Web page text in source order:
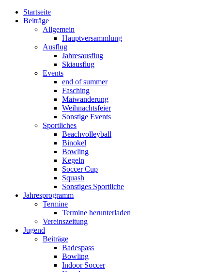
Startseite
Beiträge
Allgemein
Hauptversammlung
Ausflug
Jahresausflug
Skiausflug
Events
end of summer
Fasching
Maiwanderung
Weihnachtsfeier
Sonstige Events
Sportliches
Beachvolleyball
Binokel
Bowling
Kegeln
Soccer Cup
Squash
Sonstiges Sportliche
Jahresprogramm
Termine
Termine herunterladen
Vereinszeitung
Jugend
Beiträge
Badespass
Bowling
Indoor Soccer